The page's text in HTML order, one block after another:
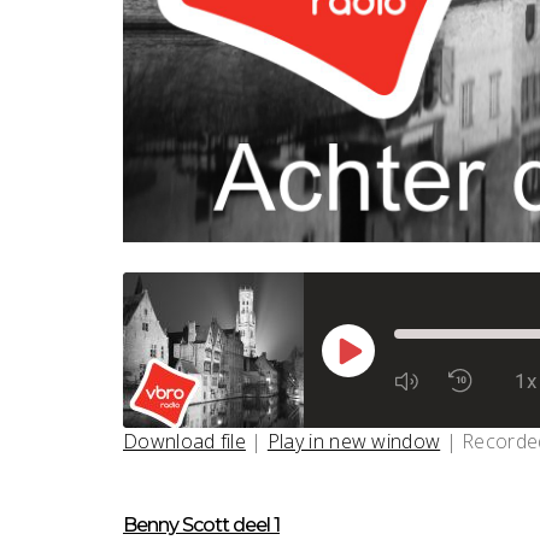
Play
Episode
Mute/
1x
LINK
Download file | Play in new window |
Benny Scott deel 1